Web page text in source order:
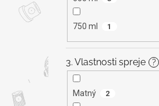
750 ml 1
3. Vlastnosti spreje ?
Matný 2